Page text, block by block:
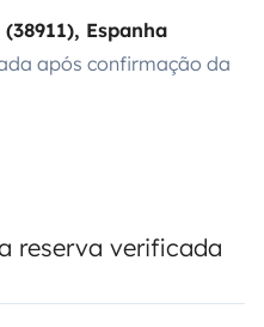
Espanha
após confirmação da
reserva verificada